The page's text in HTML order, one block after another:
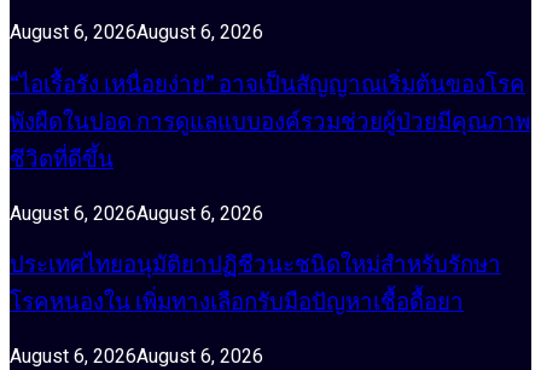
August 6, 2026August 6, 2026
“ไอเรื้อรัง เหนื่อยง่าย” อาจเป็นสัญญาณเริ่มต้นของโรค
พังผืดในปอด การดูแลแบบองค์รวมช่วยผู้ป่วยมีคุณภาพ
ชีวิตที่ดีขึ้น
August 6, 2026August 6, 2026
ประเทศไทยอนุมัติยาปฏิชีวนะชนิดใหม่สำหรับรักษา
โรคหนองใน เพิ่มทางเลือกรับมือปัญหาเชื้อดื้อยา
August 6, 2026August 6, 2026